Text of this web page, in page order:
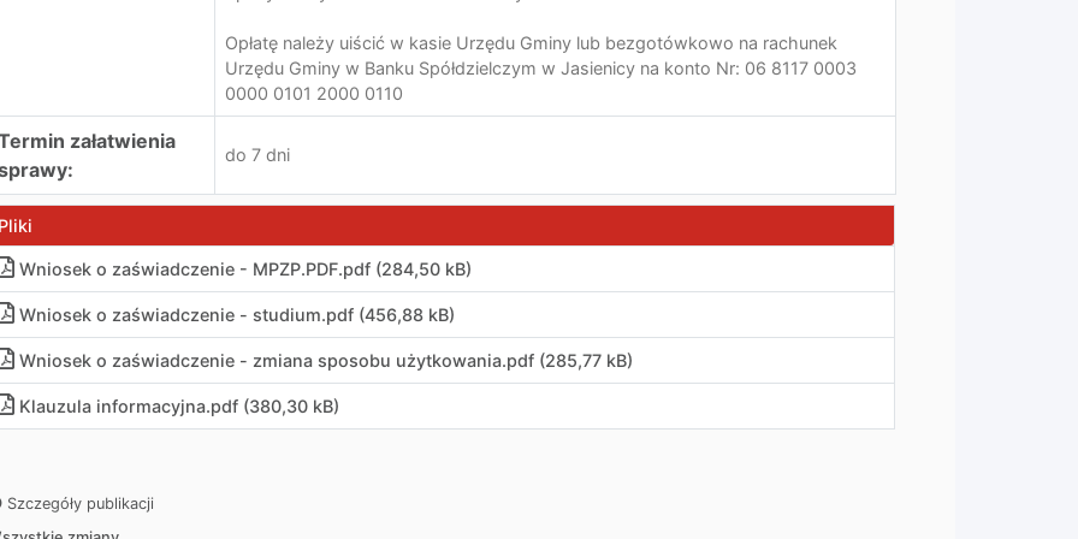
Opłatę należy uiścić w kasie Urzędu Gminy lub bezgotówkowo na rachunek
Urzędu Gminy w Banku Spółdzielczym w Jasienicy na konto Nr: 06 8117 0003
0000 0101 2000 0110
załatwienia
do 7 dni
Wniosek o zaświadczenie - MPZP.PDF.pdf (284,50 kB)
Wniosek o zaświadczenie - studium.pdf (456,88 kB)
Wniosek o zaświadczenie - zmiana sposobu użytkowania.pdf (285,77 kB)
Klauzula informacyjna.pdf (380,30 kB)
Szczegóły publikacji